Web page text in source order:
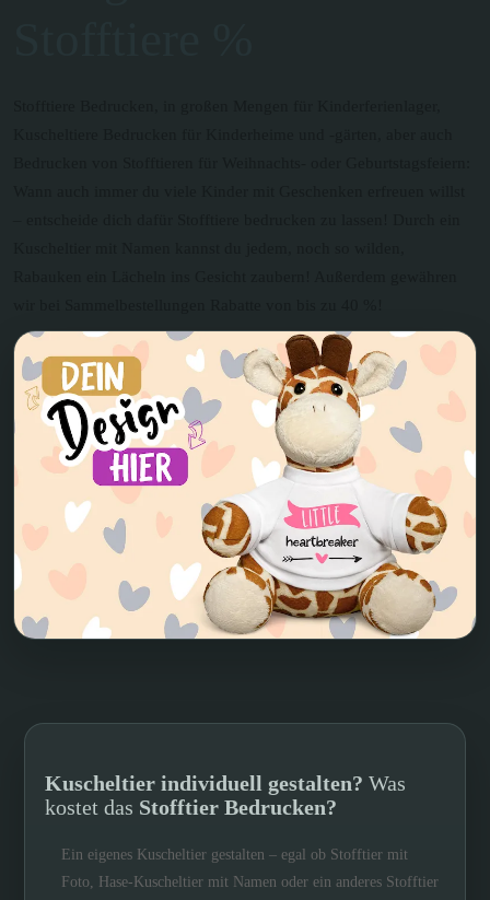
Kuscheltier individuell gestalten? Was
kostet das Stofftier Bedrucken?
Ein eigenes Kuscheltier gestalten – egal ob Stofftier mit
Foto, Hase-Kuscheltier mit Namen oder ein anderes Stofftier